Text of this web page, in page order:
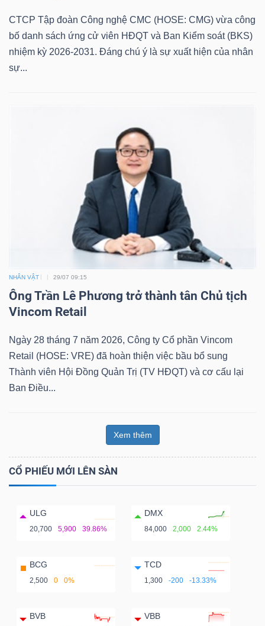
CTCP Tập đoàn Công nghệ CMC (HOSE: CMG) vừa công
bố danh sách ứng cử viên HĐQT và Ban Kiểm soát (BKS)
nhiệm kỳ 2026-2031. Đáng chú ý là sự xuất hiện của nhân
sự...
NHÂN VẬT 29/07 09:15
Ông Trần Lê Phương trở thành tân Chủ tịch
Vincom Retail
Ngày 28 tháng 7 năm 2026, Công ty Cổ phần Vincom
Retail (HOSE: VRE) đã hoàn thiện việc bầu bổ sung
Thành viên Hội Đồng Quản Trị (TV HĐQT) và cơ cấu lại
Ban Điều...
Xem thêm
CỔ PHIẾU MỚI LÊN SÀN
ULG
20,700 5,900 39.86%
DMX
84,000 2,000 2.44%
BCG
2,500 0 0%
TCD
1,300 -200 -13.33%
BVB VBB